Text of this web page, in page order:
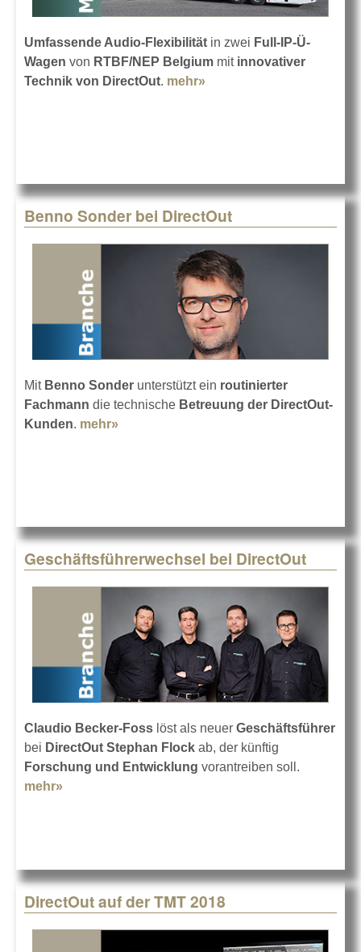
Umfassende Audio-Flexibilität in zwei Full-IP-Ü-
Wagen von RTBF/NEP Belgium mit innovativer
Technik von DirectOut. mehr»
Benno Sonder bei DirectOut
Mit Benno Sonder unterstützt ein routinierter
Fachmann die technische Betreuung der DirectOut-
Kunden. mehr»
Geschäftsführerwechsel bei DirectOut
Claudio Becker-Foss löst als neuer Geschäftsführer
bei DirectOut Stephan Flock ab, der künftig
Forschung und Entwicklung vorantreiben soll.
mehr»
DirectOut auf der TMT 2018